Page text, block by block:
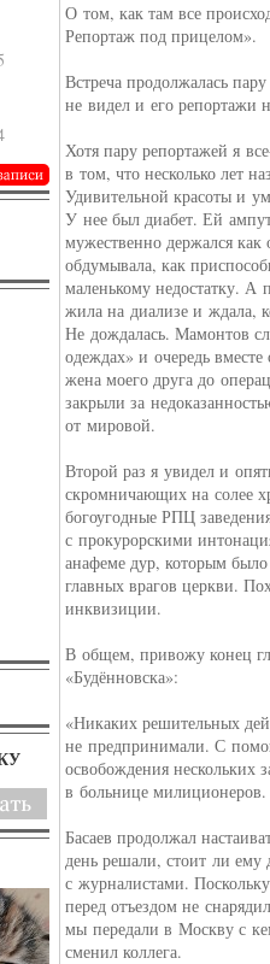
О том, как там все
Репортаж под прицелом».
Встреча продолжалась
не видел и его репортажи
Хотя пару репортажей я
в том, что несколько лет
Удивительной красоты и
У нее был диабет. Ей
мужественно держался
обдумывала, как
маленькому недостатку. А
жила на диализе и ждала,
Не дождалась. Мамонтов
одеждах» и очередь
жена моего друга до
закрыли за
от мировой.
Второй раз я увидел и
скромничающих на солее
богоугодные РПЦ
с прокурорскими
анафеме дур, которым
главных врагов церкви.
инквизиции.
В общем, привожу конец
«Будённовска»:
«Никаких решительных
не предпринимали. С
освобождения нескольких
в больнице милиционеров.
Басаев продолжал
день решали, стоит ли ему
с журналистами.
перед отъездом не
мы передали в Москву с
сменил коллега.